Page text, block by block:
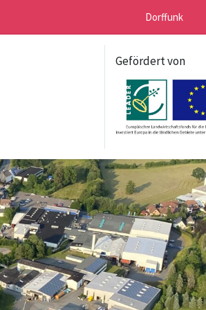
Dorffunk
Gefördert von